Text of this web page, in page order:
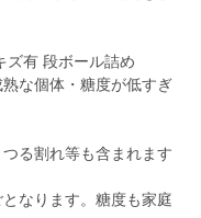
ズ有 段ボール詰め
な個体・糖度が低すぎ
る割れ等も含まれます
なります。糖度も家庭